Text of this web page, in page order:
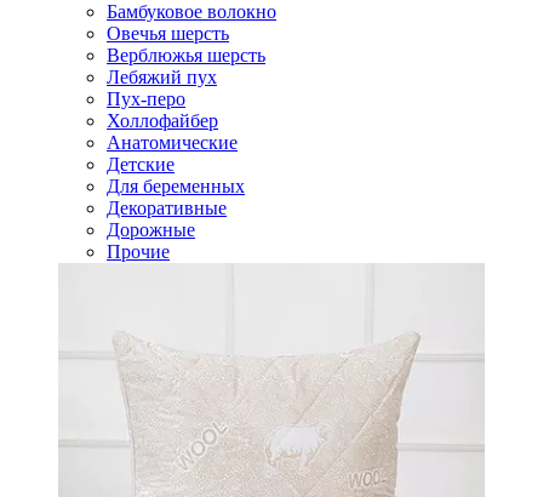
Бамбуковое волокно
Овечья шерсть
Верблюжья шерсть
Лебяжий пух
Пух-перо
Холлофайбер
Анатомические
Детские
Для беременных
Декоративные
Дорожные
Прочие